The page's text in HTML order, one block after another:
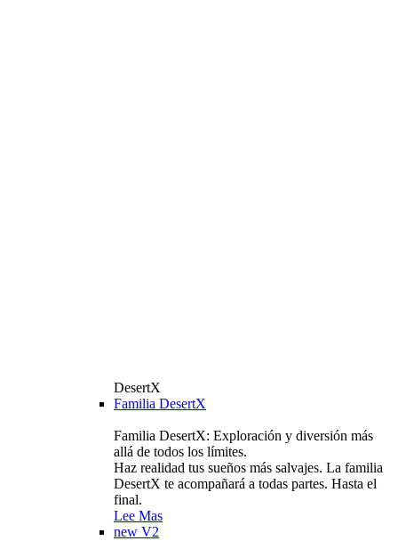
DesertX
Familia DesertX
Familia DesertX: Exploración y diversión más
allá de todos los límites.
Haz realidad tus sueños más salvajes. La familia
DesertX te acompañará a todas partes. Hasta el
final.
Lee Mas
new V2